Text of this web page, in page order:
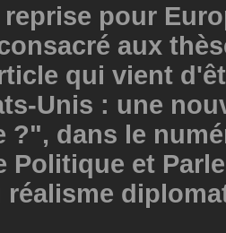
pour
aux
qui vient
Unis : une
?", dans le
Politique et
réalisme